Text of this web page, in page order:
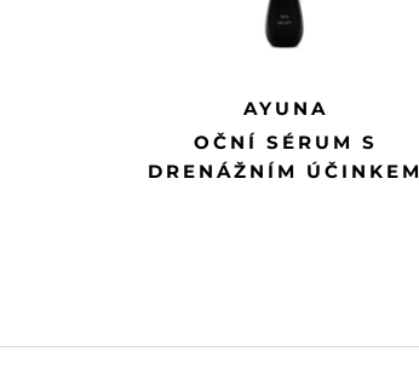
AYUNA
OČNÍ SÉRUM S
DRENÁŽNÍM ÚČINKEM